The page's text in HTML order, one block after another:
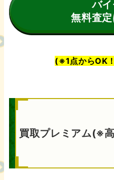
バ
無料査
(※1点からOK
買取プレミアム(※